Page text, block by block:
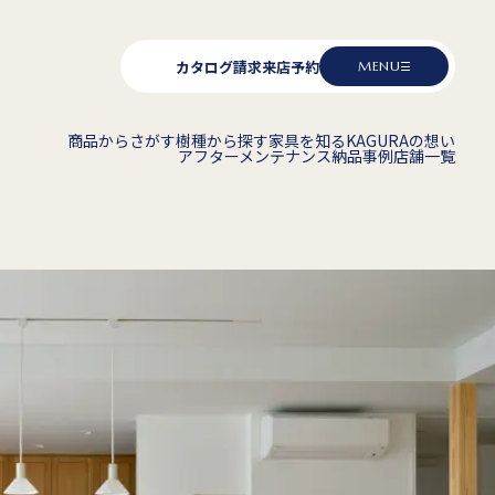
カタログ請求来店予約 MENU
商品からさがす樹種から探す家具を知るKAGURAの想い
アフターメンテナンス納品事例店舗一覧